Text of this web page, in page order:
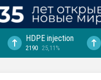
HDPE injection
2190 25,11%